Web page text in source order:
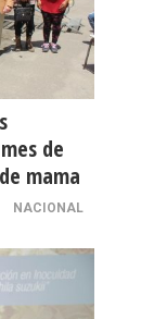
de
mama
NACIONAL